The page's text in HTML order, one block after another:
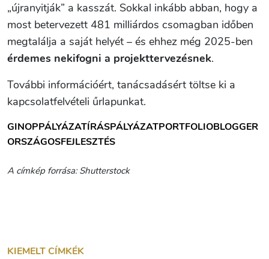
„újranyitják” a kasszát. Sokkal inkább abban, hogy a
most betervezett 481 milliárdos csomagban időben
megtalálja a saját helyét – és ehhez még 2025-ben
érdemes nekifogni a projekttervezésnek.
További információért, tanácsadásért töltse ki a
kapcsolatfelvételi űrlapunkat.
GINOPPÁLYÁZATÍRÁSPÁLYÁZATPORTFOLIOBLOGGER
ORSZÁGOSFEJLESZTÉS
A címkép forrása: Shutterstock
KIEMELT CÍMKÉK